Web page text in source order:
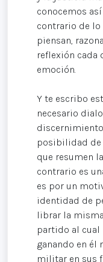
conocemos
contrario de lo
piensan,
reflexión cada
emoción.
Y te escribo
necesario
posibilidad de
que resumen
contrario es
es por un
identidad de
librar la
partido al cual
ganando en él
militar en sus